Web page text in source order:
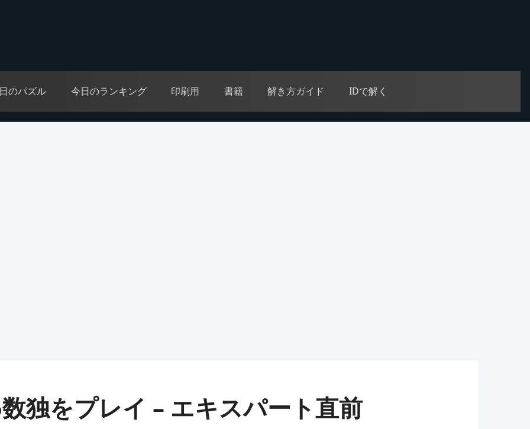
のパズル 今日のランキング 印刷用 書籍 解き方ガイド IDで解く
独をプレイ – エキスパート直前